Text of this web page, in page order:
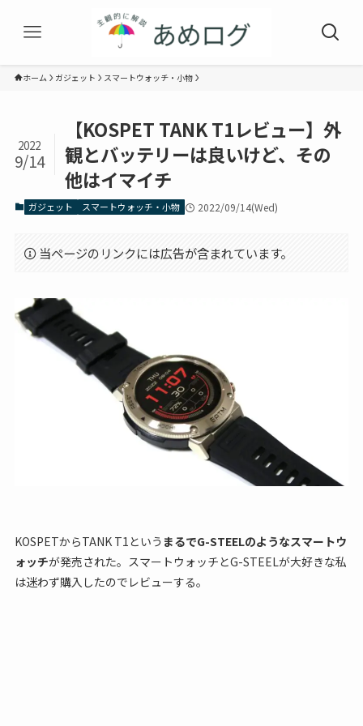
ホーム ガジェット スマートウォッチ・小物
【KOSPET TANK T1レビュー】外
観とバッテリーは良いけど、その
他はイマイチ
2022
9/14
ガジェット スマートウォッチ・小物 2022/09/14(Wed)
当ページのリンクには広告が含まれています。
KOSPETからTANK T1という まるでG-STEELのようなスマートウ
ォッチが発売された。スマートウォッチとG-STEELが大好きな私
は迷わず購入したのでレビューする。